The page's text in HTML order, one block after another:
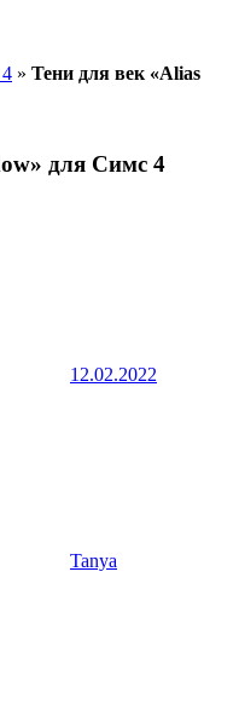
» Тени для век «Alias
для Симс 4
12.02.2022
Tanya